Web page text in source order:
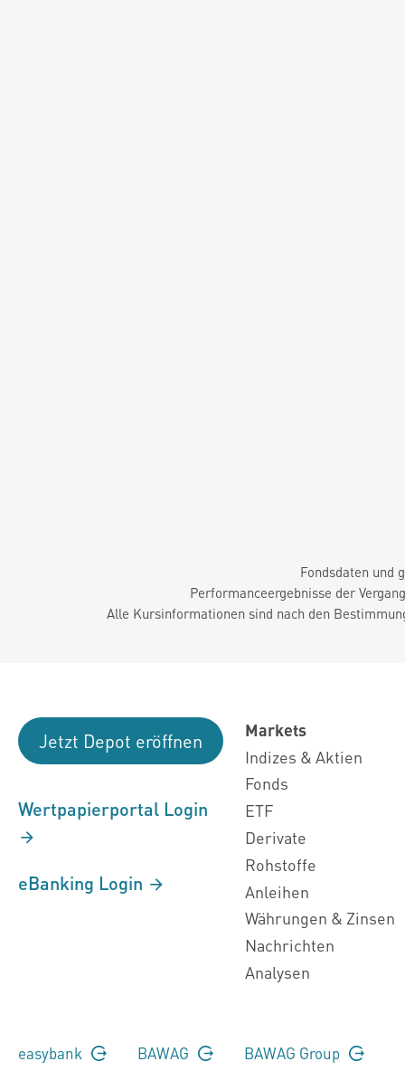
Fondsdaten und
Performanceergebnisse der
Alle Kursinformationen sind nach den
Jetzt Depot eröffnen
Wertpapierportal Login
eBanking Login
Markets
Indizes & Aktien
Fonds
ETF
Derivate
Rohstoffe
Anleihen
Währungen & Zinsen
Nachrichten
Analysen
easybank BAWAG BAWAG Group